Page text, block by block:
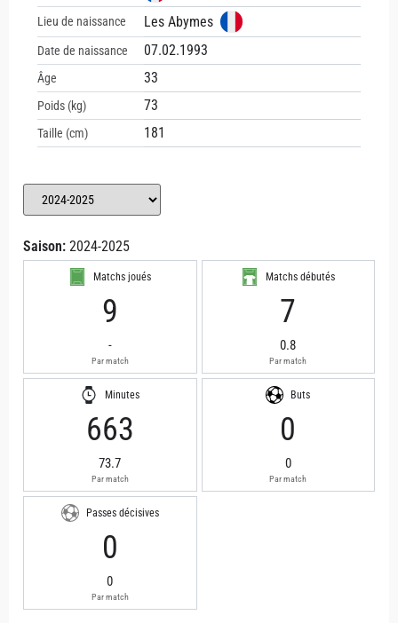
Lieu de naissance Les Abymes
Date de naissance 07.02.1993
Âge 33
Poids (kg) 73
Taille (cm) 181
Saison: 2024-2025
Matchs joués
9
-
Par match
Matchs débutés
7
0.8
Par match
Minutes
663
73.7
Par match
Buts
0
0
Par match
Passes décisives
0
0
Par match